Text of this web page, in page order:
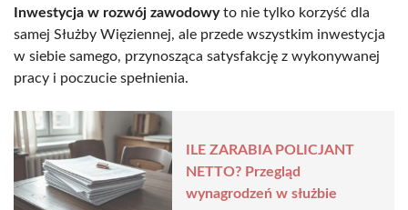
Inwestycja w rozwój zawodowyto nie tylko korzyść dla
samej Służby Więziennej, ale przede wszystkim inwestycja
w siebie samego, przynosząca satysfakcję z wykonywanej
pracy i poczucie spełnienia.
ILE ZARABIA POLICJANT
NETTO? Przegląd
wynagrodzeń w służbie